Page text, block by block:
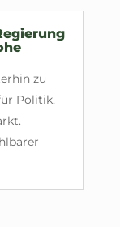
zu
Politik,